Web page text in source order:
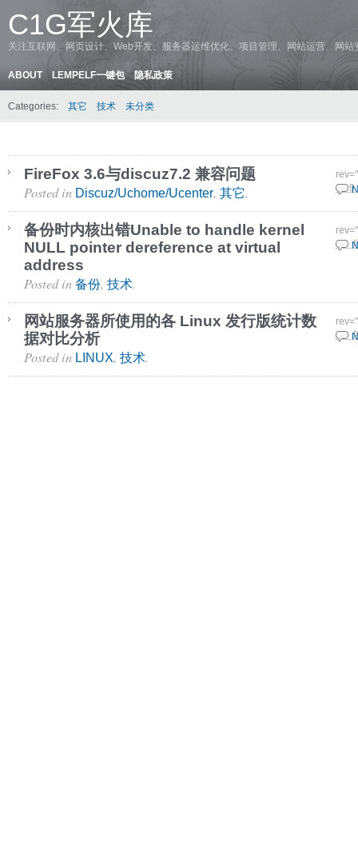
C1G军火库
关注互联网、网页设计、Web开发、服务器运维优化、项目管理、网站运营、网
ABOUT LEMPELF一键包 隐私政策
Categories: 其它 技术 未分类
FireFox 3.6与discuz7.2 兼容问题
10 9
Posted in Discuz/Uchome/Ucenter, 其它.
备份时内核出错Unable to handle kernel
NULL pointer dereference at virtual
address
7 9
Posted in 备份, 技术.
网站服务器所使用的各 Linux 发行版统计数
据对比分析
3 9
Posted in LINUX, 技术.